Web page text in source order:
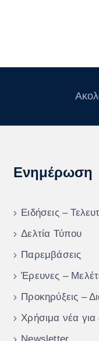
Ενημέρωση
Ειδήσεις –
Δελτία Τύπου
Παρεμβάσεις
Έρευνες –
Προκηρύξεις –
Χρήσιμα νέα για